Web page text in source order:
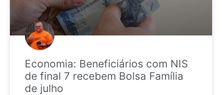
Economia: Beneficiários com NIS
de final 7 recebem Bolsa Família
de julho